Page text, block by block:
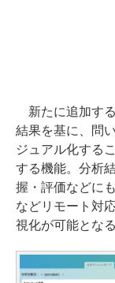
新たに追加す
結果を基に、問
ジュアル化する
する機能。分析
握・評価などに
などリモート対
視化が可能となる